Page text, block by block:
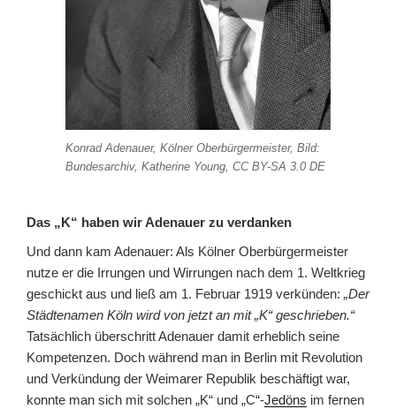
Konrad Adenauer, Kölner Oberbürgermeister, Bild:
Bundesarchiv, Katherine Young, CC BY-SA 3.0 DE
Das „K“ haben wir Adenauer zu verdanken
Und dann kam Adenauer: Als Kölner Oberbürgermeister
nutze er die Irrungen und Wirrungen nach dem 1. Weltkrieg
geschickt aus und ließ am 1. Februar 1919 verkünden: „Der
Städtenamen Köln wird von jetzt an mit „K“ geschrieben.“
Tatsächlich überschritt Adenauer damit erheblich seine
Kompetenzen. Doch während man in Berlin mit Revolution
und Verkündung der Weimarer Republik beschäftigt war,
konnte man sich mit solchen „K“ und „C“-Jedöns im fernen